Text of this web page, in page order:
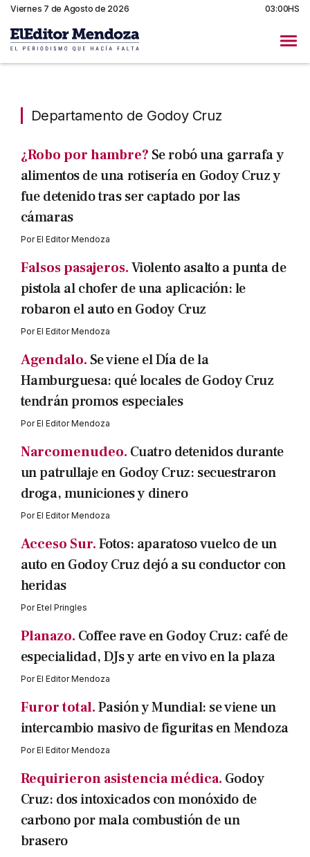
Viernes 7 de Agosto de 2026 03:00HS
Departamento de Godoy Cruz
¿Robo por hambre? Se robó una garrafa y
alimentos de una rotisería en Godoy Cruz y
fue detenido tras ser captado por las
cámaras
PorEl Editor Mendoza
Falsos pasajeros.Violento asalto a punta de
pistola al chofer de una aplicación: le
robaron el auto en Godoy Cruz
PorEl Editor Mendoza
Agendalo. Se viene el Día de la
Hamburguesa: qué locales de Godoy Cruz
tendrán promos especiales
PorEl Editor Mendoza
Narcomenudeo. Cuatro detenidos durante
un patrullaje en Godoy Cruz: secuestraron
droga, municiones y dinero
PorEl Editor Mendoza
Acceso Sur.Fotos: aparatoso vuelco de un
auto en Godoy Cruz dejó a su conductor con
heridas
PorEtel Pringles
Planazo. Coffee rave en Godoy Cruz: café de
especialidad, DJs y arte en vivo en la plaza
PorEl Editor Mendoza
Furor total.Pasión y Mundial: se viene un
intercambio masivo de figuritas en Mendoza
PorEl Editor Mendoza
Requirieron asistencia médica. Godoy
Cruz: dos intoxicados con monóxido de
carbono por mala combustión de un
brasero